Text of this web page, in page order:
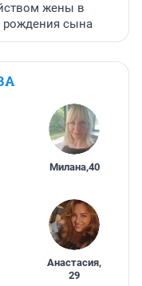
жены в
рождения сына
Милана,40
Анастасия,
29